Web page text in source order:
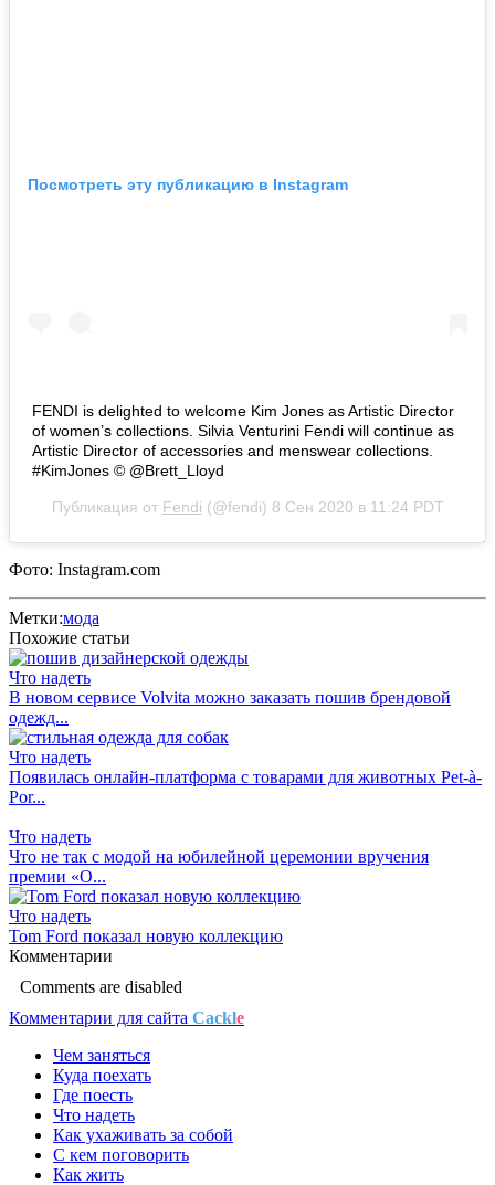
Посмотреть эту публикацию в Instagram
FENDI is delighted to welcome Kim Jones as Artistic Director
of women’s collections. Silvia Venturini Fendi will continue as
Artistic Director of accessories and menswear collections.
#KimJones ©️ @Brett_Lloyd
Публикация от Fendi (@fendi) 8 Сен 2020 в 11:24 PDT
Фото: Instagram.com
Метки:мода
Похожие статьи
Что надеть
В новом сервисе Volvita можно заказать пошив брендовой
одежд...
Что надеть
Появилась онлайн-платформа с товарами для животных Pet-à-
Por...
Что надеть
Что не так с модой на юбилейной церемонии вручения
премии «О...
Что надеть
Tom Ford показал новую коллекцию
Комментарии
Comments are disabled
Комментарии для сайта Cackle
Чем заняться
Куда поехать
Где поесть
Что надеть
Как ухаживать за собой
С кем поговорить
Как жить